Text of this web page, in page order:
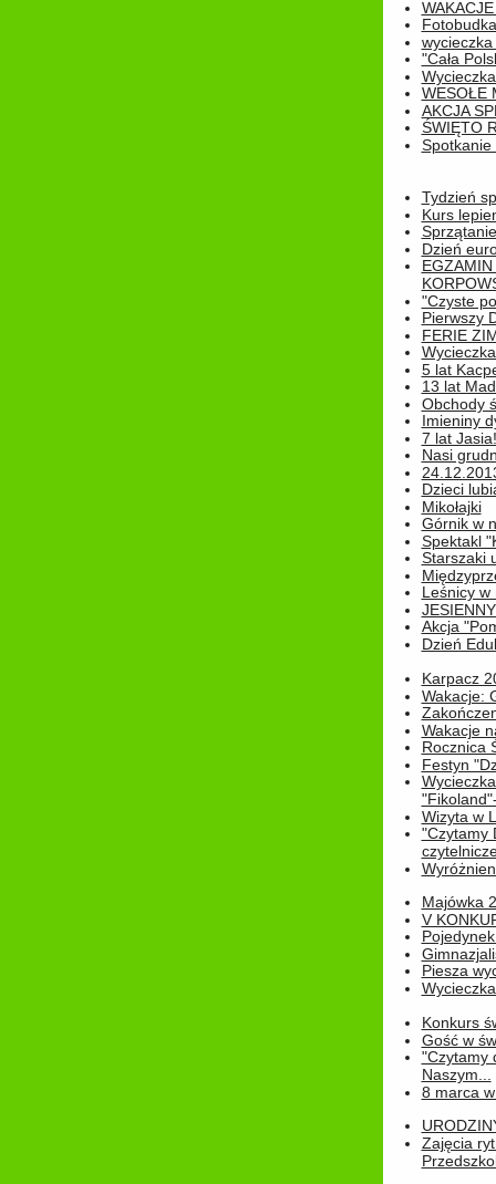
Fotobudka
"Cała
WESOŁE
AKCJA
ŚWIĘTO
Spotkanie
Tydzień
Kurs
Dzień
"Czyste
Pierwszy
FERIE
5 lat
13 lat
Obchody
Imieniny
7 lat Jasia!
Nasi
Dzieci
Mikołajki
Górnik w
Spektakl
Starszaki
Leśnicy w
Akcja
Dzień
Karpacz
Wakacje:
Wakacje
Rocznica
Festyn
Wizyta w
"Czytamy
Majówka
V
Piesza
Konkurs
Gość w
"Czytamy
Naszym...
8 marca
Zajęcia